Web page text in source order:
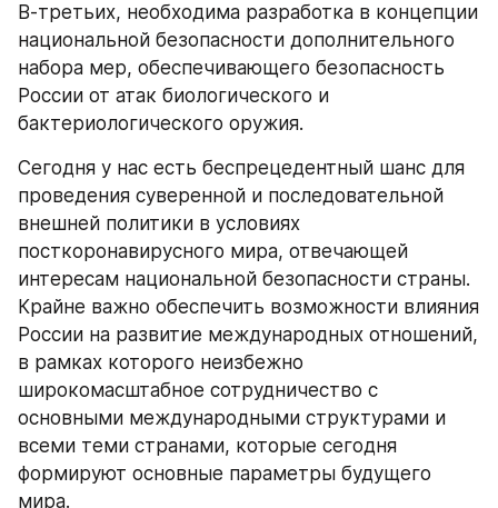
В-третьих, необходима разработка в концепции
национальной безопасности дополнительного
набора мер, обеспечивающего безопасность
России от атак биологического и
бактериологического оружия.
Сегодня у нас есть беспрецедентный шанс для
проведения суверенной и последовательной
внешней политики в условиях
посткоронавирусного мира, отвечающей
интересам национальной безопасности страны.
Крайне важно обеспечить возможности влияния
России на развитие международных отношений,
в рамках которого неизбежно
широкомасштабное сотрудничество с
основными международными структурами и
всеми теми странами, которые сегодня
формируют основные параметры будущего
мира.